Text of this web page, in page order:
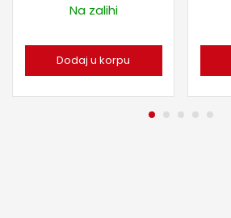
Na zalihi
Dodaj u korpu